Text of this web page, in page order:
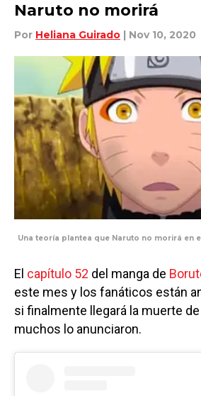
Naruto no morirá
Por Heliana Guirado | Nov 10, 2020
Una teoría plantea que Naruto no morirá en
El capítulo 52 del manga de
este mes y los fanáticos están
si finalmente llegará la muerte de
muchos lo anunciaron.